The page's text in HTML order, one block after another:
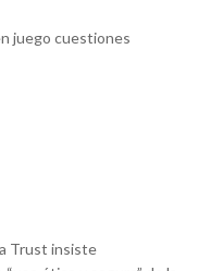
juego cuestiones
Trust insiste